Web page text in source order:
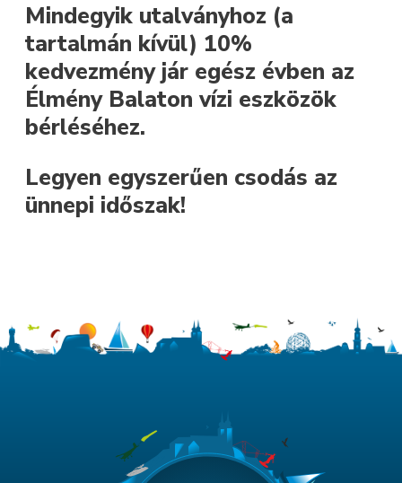
Mindegyik utalványhoz (a
tartalmán kívül) 10%
kedvezmény jár egész évben az
Élmény Balaton vízi eszközök
bérléséhez.
Legyen egyszerűen csodás az
ünnepi időszak!